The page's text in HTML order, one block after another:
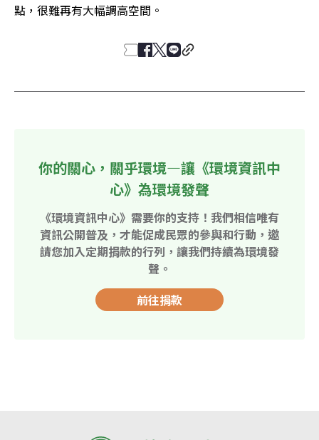
點，很難再有大幅調高空間。
你的關心，關乎環境—讓《環境資訊中
心》為環境發聲
《環境資訊中心》需要你的支持！我們相信唯有
資訊公開普及，才能促成民眾的參與和行動，邀
請您加入定期捐款的行列，讓我們持續為環境發
聲。
前往捐款